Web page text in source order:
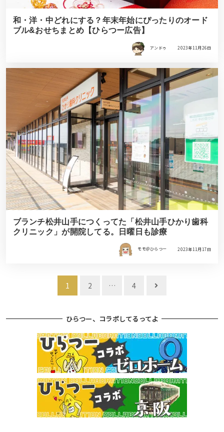
和・洋・中どれにする？年末年始にぴったりのオード
ブル&おせちまとめ【ひらつー広告】
アンドゥ 2023年11月26日
ブランチ松井山手につくってた「松井山手ひかり歯科
クリニック」が開院してる。日曜日も診療
モモ＠ひらつー 2023年11月17日
ビ
1 2 … 4
ひらつー、コラボしてるってよ